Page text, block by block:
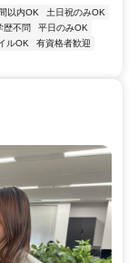
以内OK
土日祝のみOK
歴不問
平日のみOK
ルOK
有資格者歓迎